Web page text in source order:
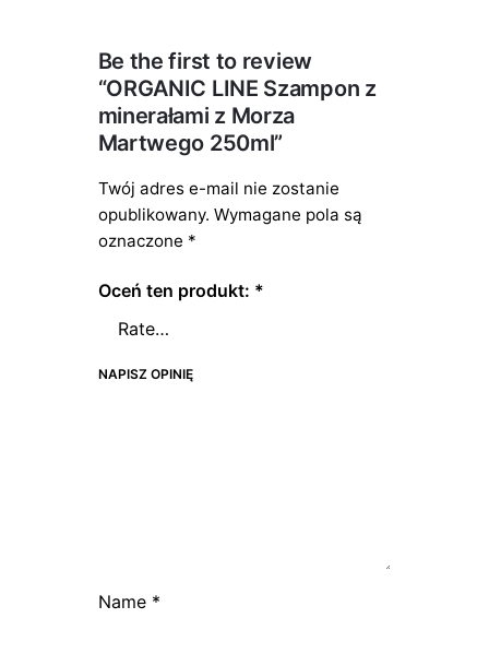
Be the first to review
“ORGANIC LINE Szampon z
minerałami z Morza
Martwego 250ml”
Twój adres e-mail nie zostanie
opublikowany. Wymagane pola są
oznaczone *
Oceń ten produkt: *
NAPISZ OPINIĘ
Name *